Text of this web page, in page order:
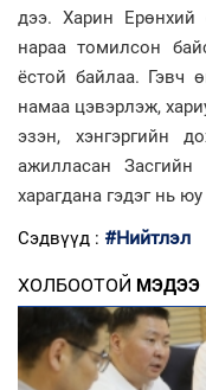
дээ. Харин Ерөнхий
нараа томилсон
ёстой байлаа. Гэвч
намаа цэвэрлэж,
эзэн, хэнгэргийн
ажилласан
харагдана гэдэг нь
Сэдвүүд : #Нийтлэл
ХОЛБООТОЙ МЭДЭЭ